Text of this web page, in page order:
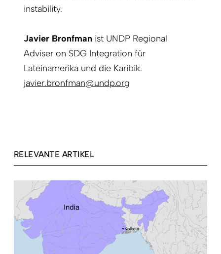
instability.
Javier Bronfman ist UNDP Regional
Adviser on SDG Integration für
Lateinamerika und die Karibik.
javier.bronfman@undp.org
RELEVANTE ARTIKEL